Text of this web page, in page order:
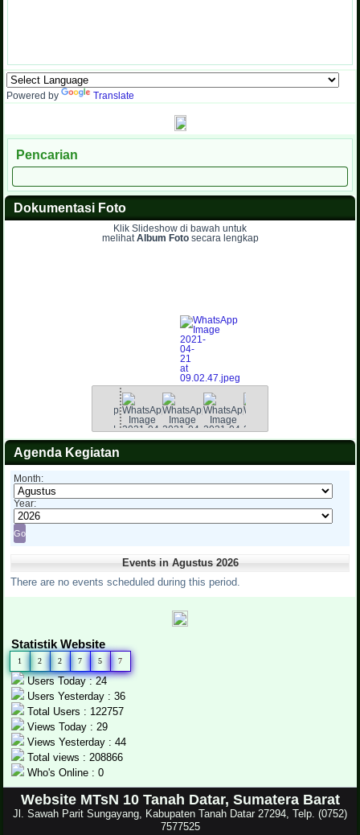
Powered by Translate
Pencarian
Dokumentasi Foto
Klik Slideshow di bawah untuk
melihatAlbum Fotosecara lengkap
Agenda Kegiatan
Month:
Year:
Events in Agustus 2026
There are no events scheduled during this period.
Statistik Website
1 2 2 7 5 7
Users Today : 24
Users Yesterday : 36
Total Users : 122757
Views Today : 29
Views Yesterday : 44
Total views : 208866
Who's Online : 0
Website MTsN 10 Tanah Datar, Sumatera Barat
Jl. Sawah Parit Sungayang, Kabupaten Tanah Datar 27294, Telp. (0752)
7577525